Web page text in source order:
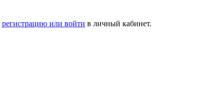
регистрацию или войти в личный кабинет.